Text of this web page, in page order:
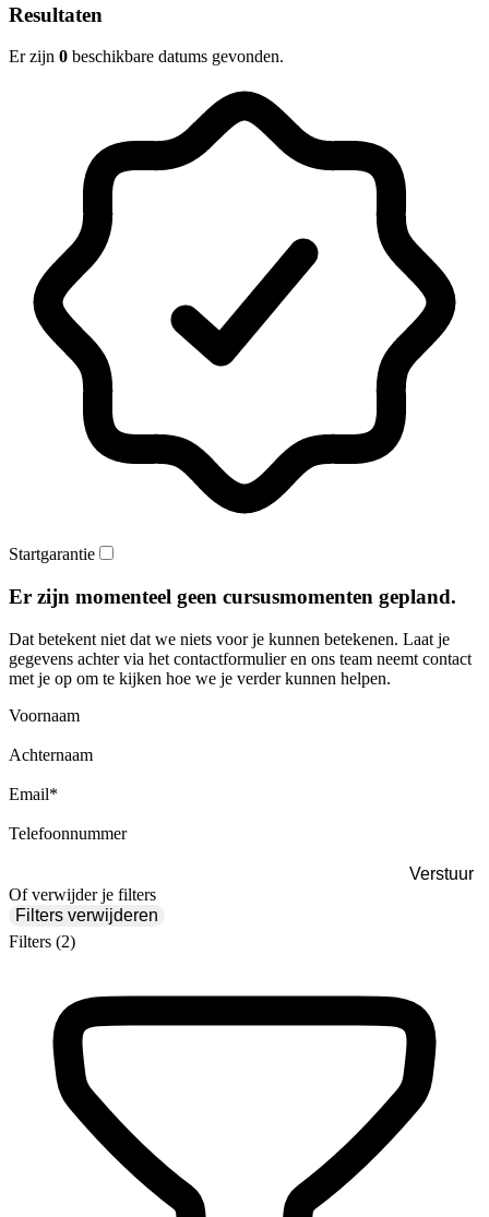
Resultaten
Er zijn 0 beschikbare datums gevonden.
Startgarantie
Er zijn momenteel geen cursusmomenten gepland.
Dat betekent niet dat we niets voor je kunnen betekenen. Laat je
gegevens achter via het contactformulier en ons team neemt contact
met je op om te kijken hoe we je verder kunnen helpen.
Voornaam
Achternaam
Email*
Telefoonnummer
Of verwijder je filters
Filters verwijderen
Filters (2)